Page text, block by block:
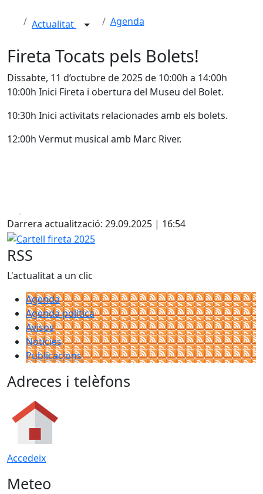
Actualitat Agenda
Fireta Tocats pels Bolets!
Dissabte, 11 d’octubre de 2025 de 10:00h a 14:00h
10:00h Inici Fireta i obertura del Museu del Bolet.
10:30h Inici activitats relacionades amb els bolets.
12:00h Vermut musical amb Marc River.
Darrera actualització: 29.09.2025 | 16:54
Cartell fireta 2025
RSS
L'actualitat a un clic
Agenda
Agenda política
Avisos
Notícies
Publicacions
Adreces i telèfons
Accedeix
Meteo